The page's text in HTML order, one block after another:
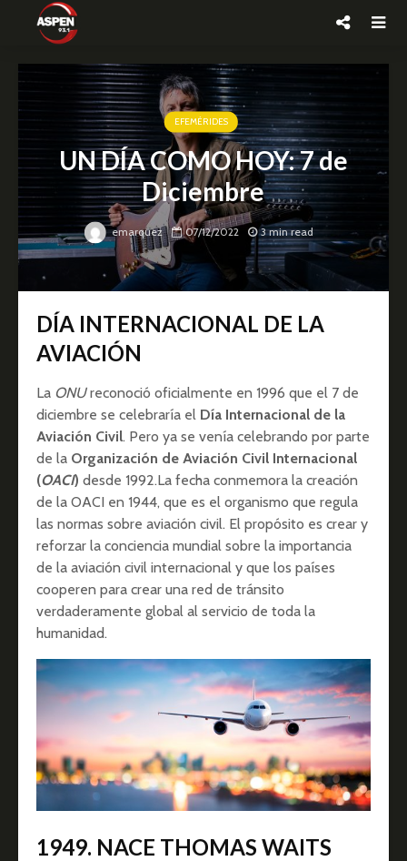
EFEMÉRIDES
UN DÍA COMO HOY: 7 de
Diciembre
emarquez 07/12/2022 3 min read
DÍA INTERNACIONAL DE LA
AVIACIÓN
La ONUreconoció oficialmente en 1996 que el 7 de
diciembre se celebraría el Día Internacional de la
Aviación Civil. Pero ya se venía celebrando por parte
de la Organización de Aviación Civil Internacional
(OACI) desde 1992.La fecha conmemora la creación
de la OACI en 1944, que es el organismo que regula
las normas sobre aviación civil. El propósito es crear y
reforzar la conciencia mundial sobre la importancia
de la aviación civil internacional y que los países
cooperen para crear una red de tránsito
verdaderamente global al servicio de toda la
humanidad.
1949. NACE THOMAS WAITS